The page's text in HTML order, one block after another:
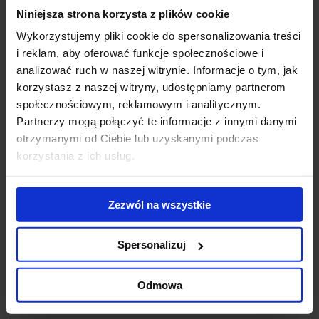
Niniejsza strona korzysta z plików cookie
Wykorzystujemy pliki cookie do spersonalizowania treści
i reklam, aby oferować funkcje społecznościowe i
analizować ruch w naszej witrynie. Informacje o tym, jak
korzystasz z naszej witryny, udostępniamy partnerom
społecznościowym, reklamowym i analitycznym.
Partnerzy mogą połączyć te informacje z innymi danymi
otrzymanymi od Ciebie lub uzyskanymi podczas
korzystania z ich usług.
Zezwól na wszystkie
Spersonalizuj
Odmowa
Modernization of
the Diuna
complex - new
conference
center opened
WTW wybiera V
Tower.
Doświadczony
ekspert z obszaru
usług
ubezpieczeniowych
stawia na
zrównoważoną
przestrzeń w
Contact us
Jones Lang LaSalle Sp. z o.o.